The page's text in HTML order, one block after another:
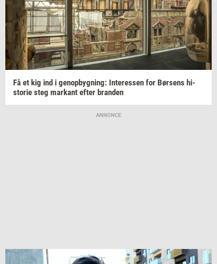
Få et kig ind i genop­byg­ning: In­ter­es­sen for Bør­sens hi­
sto­rie steg mar­kant efter bran­den
ANNONCE